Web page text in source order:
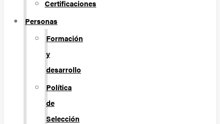
Certificaciones
Personas
Formación
y
desarrollo
Política
de
Selección